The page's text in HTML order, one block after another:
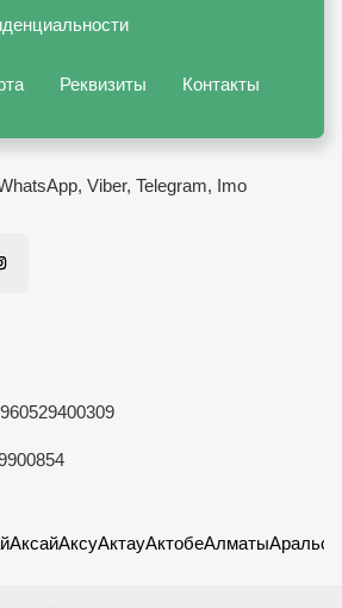
Реквизиты Контакты
Viber, Telegram, Imo
АксайАксуАктауАктобеАлматыАральск